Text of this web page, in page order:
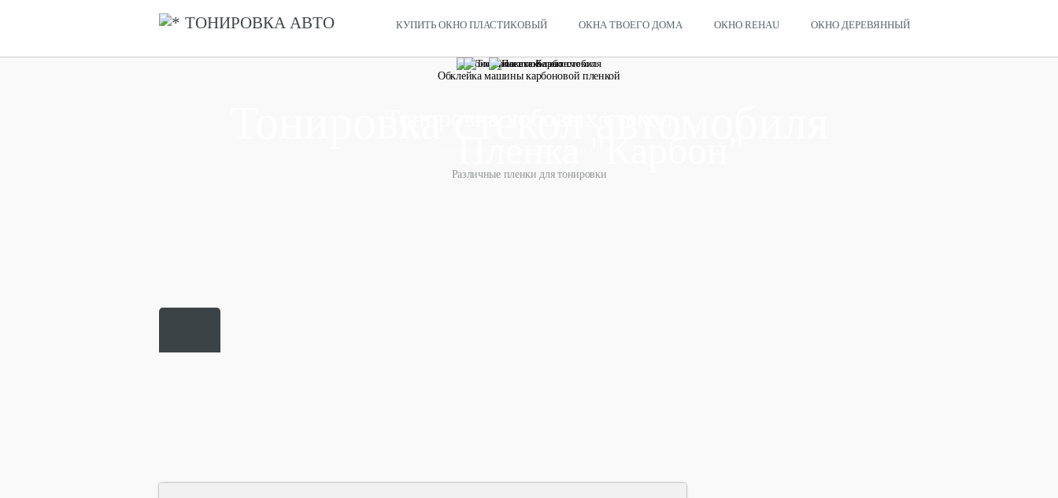
ТОНИРОВКА АВТО КУПИТЬ ОКНО ПЛАСТИКОВЫЙ ОКНА ТВОЕГО ДОМА ОКНО REHAU ОКНО ДЕРЕВЯННЫЙ
Различные пленки для тонировки
Обклейка машины карбоновой пленкой